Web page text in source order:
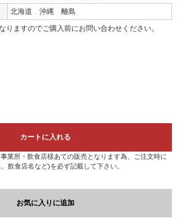
北海道 沖縄 離島
ますのでご購入前にお問い合わせください。
カートに入れる
業所・飲食店様あての販売となります為、ご注文時に
飲食店名など)を必ず記載して下さい。
お気に入りに追加